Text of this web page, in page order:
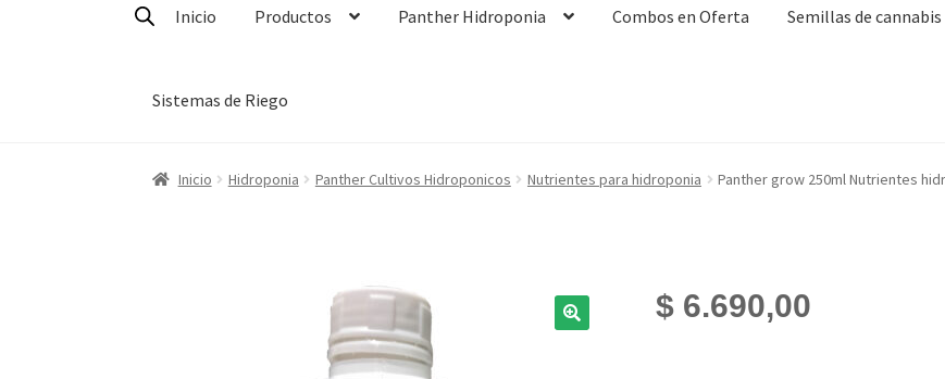
Inicio Productos Panther Hidroponia Combos en Oferta Semillas de cannabis
Sistemas de Riego
Inicio Hidroponia Panther Cultivos Hidroponicos Nutrientes para hidroponia Panther grow 250ml Nutrientes
$6.690,00